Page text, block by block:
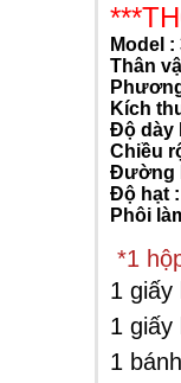
Model :
Thân
Kích
Độdày
Chiều
Đường
Độ hạt :
Phôi
*1
1
1 giấy
1